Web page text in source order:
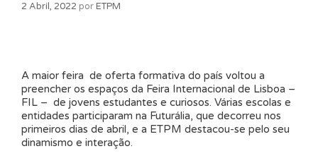
2 Abril, 2022 porETPM
A maior feira de oferta formativa do país voltou a
preencher os espaços da Feira Internacional de Lisboa –
FIL – de jovens estudantes e curiosos. Várias escolas e
entidades participaram na Futurália, que decorreu nos
primeiros dias de abril, e a ETPM destacou-se pelo seu
dinamismo e interação.